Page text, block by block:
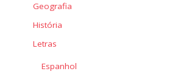
Geografia
História
Letras
Espanhol